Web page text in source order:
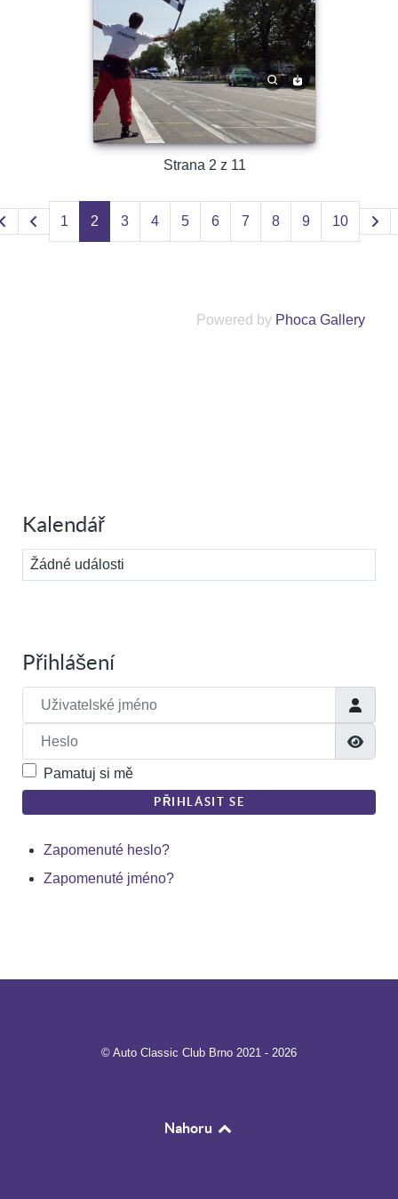
Strana 2 z 11
1 2 3 4 5 6 7 8 9 10
Powered by Phoca Gallery
Kalendář
Žádné události
Přihlášení
Uživatelské jméno
Heslo
Pamatuj si mě
PŘIHLÁSIT SE
Zapomenuté heslo?
Zapomenuté jméno?
© Auto Classic Club Brno 2021 - 2026
Nahoru